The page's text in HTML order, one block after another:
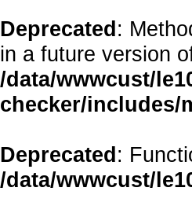
Deprecated:
in a future version
/data/wwwcust/
checker/includes/
Deprecated:
/data/wwwcust/